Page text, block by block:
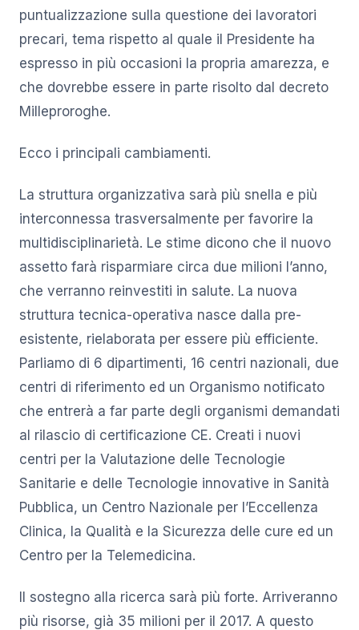
puntualizzazione sulla questione dei lavoratori
precari, tema rispetto al quale il Presidente ha
espresso in più occasioni la propria amarezza, e
che dovrebbe essere in parte risolto dal decreto
Milleproroghe.
Ecco i principali cambiamenti.
La struttura organizzativa sarà più snella e più
interconnessa trasversalmente per favorire la
multidisciplinarietà. Le stime dicono che il nuovo
assetto farà risparmiare circa due milioni l’anno,
che verranno reinvestiti in salute. La nuova
struttura tecnica-operativa nasce dalla pre-
esistente, rielaborata per essere più efficiente.
Parliamo di 6 dipartimenti, 16 centri nazionali, due
centri di riferimento ed un Organismo notificato
che entrerà a far parte degli organismi demandati
al rilascio di certificazione CE. Creati i nuovi
centri per la Valutazione delle Tecnologie
Sanitarie e delle Tecnologie innovative in Sanità
Pubblica, un Centro Nazionale per l’Eccellenza
Clinica, la Qualità e la Sicurezza delle cure ed un
Centro per la Telemedicina.
Il sostegno alla ricerca sarà più forte. Arriveranno
più risorse, già 35 milioni per il 2017. A questo